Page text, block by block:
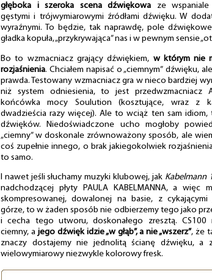
głęboka i szeroka scena dźwiękowa ze wspaniale
gęstymi i trójwymiarowymi źródłami dźwięku. W
wyraźnymi. To będzie, tak naprawdę, pole
gładka kopuła, „przykrywająca” nas i w pewnym sensie
Bo to wzmacniacz grający dźwiękiem, w którym nie
rozjaśnienia. Chciałem napisać o „ciemnym” dźwięku,
prawda. Testowany wzmacniacz gra w nieco bardziej
niż system odniesienia, to jest przedwzmacniacz
końcówka mocy Soulution (kosztujące, wraz z
dwadzieścia razy więcej). Ale to wciąż ten sam idiom,
dźwięków. Niedoświadczone ucho mogłoby
„ciemny” w doskonale zrównoważony sposób, ale
coś zupełnie innego, o brak jakiegokolwiek
to samo.
I nawet jeśli słuchamy muzyki klubowej, jak Kabelmann
nadchodzącej płyty PAULA KABELMANNA, a więc
skompresowanej, dowalonej na basie, z cykającymi
górze, to w żaden sposób nie odbierzemy tego jako
i cecha tego utworu, doskonałego zresztą.
ciemny, a jego dźwięk idzie „w głąb”, a nie „wszerz”, że
znaczy dostajemy nie jednolitą ścianę dźwięku, a
wielowymiarowy niezwykle kolorowy fresk.